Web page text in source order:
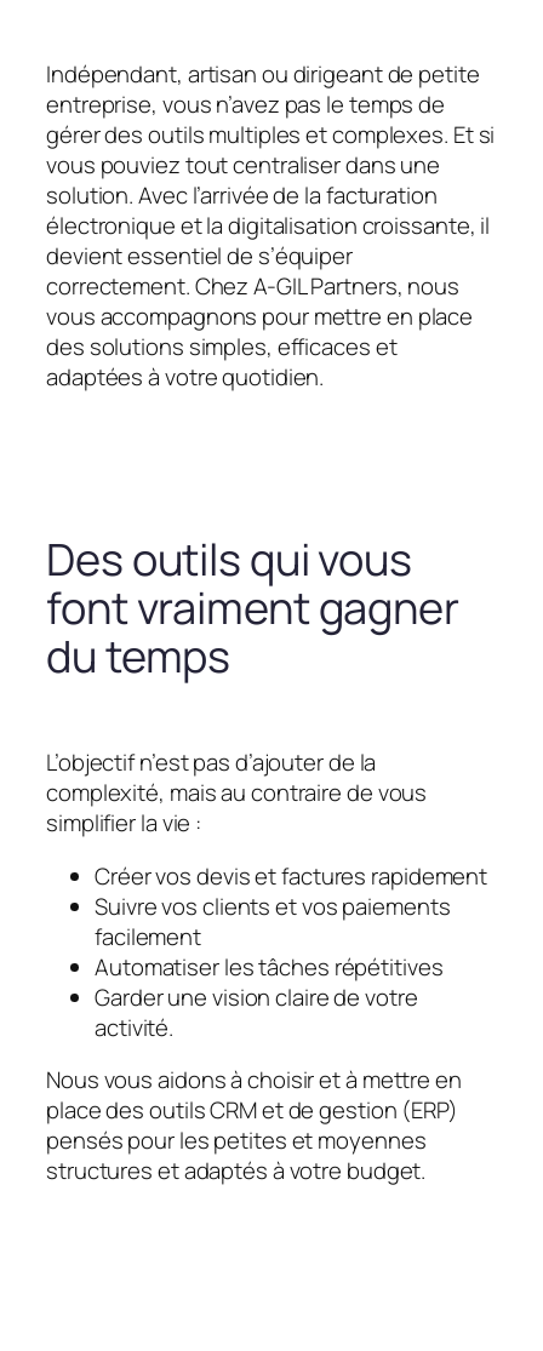
Indépendant, artisan ou dirigeant de petite
entreprise, vous n’avez pas le temps de
gérer des outils multiples et complexes. Et si
vous pouviez tout centraliser dans une
solution. Avec l’arrivée de la facturation
électronique et la digitalisation croissante, il
devient essentiel de s’équiper
correctement. Chez A-GIL Partners, nous
vous accompagnons pour mettre en place
des solutions simples, efficaces et
adaptées à votre quotidien.
Des outils qui vous
font vraiment gagner
du temps
L’objectif n’est pas d’ajouter de la
complexité, mais au contraire de vous
simplifier la vie :
Créer vos devis et factures rapidement
Suivre vos clients et vos paiements
facilement
Automatiser les tâches répétitives
Garder une vision claire de votre
activité.
Nous vous aidons à choisir et à mettre en
place des outils CRM et de gestion (ERP)
pensés pour les petites et moyennes
structures et adaptés à votre budget.